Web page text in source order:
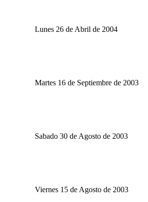
Lunes 26 de Abril de 2004
Martes 16 de Septiembre de 2003
Sabado 30 de Agosto de 2003
Viernes 15 de Agosto de 2003